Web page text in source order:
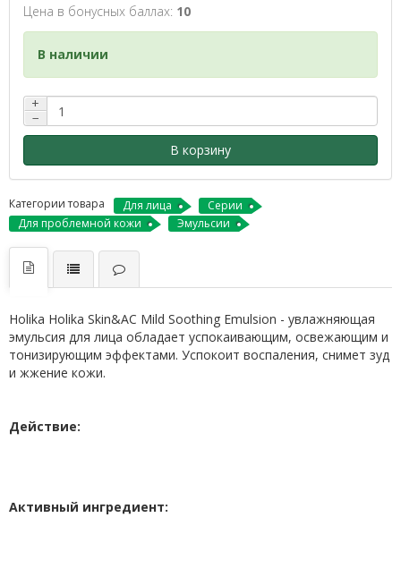
Цена в бонусных баллах: 10
В наличии
+
−
В корзину
Категории товара Для лица
Серии
Для проблемной кожи
Эмульсии
Holika Holika Skin&AC Mild Soothing Emulsion - увлажняющая
эмульсия для лица обладает успокаивающим, освежающим и
тонизирующим эффектами. Успокоит воспаления, снимет зуд
и жжение кожи.
Действие:
Активный ингредиент: